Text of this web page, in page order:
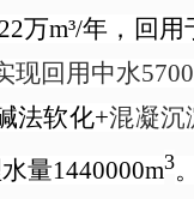
万m³/年，回
回用中水
法软化+混凝沉
量1440000m3。